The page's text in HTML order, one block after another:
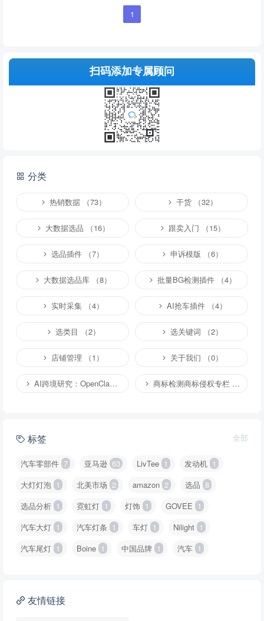
1
扫码添加专属顾问
分类
热销数据 （73） 干货 （32）
大数据选品 （16） 跟卖入门 （15）
选品插件 （7） 申诉模版 （6）
大数据选品库 （8） 批量BG检测插件 （4）
实时采集 （4） AI抢车插件 （4）
选类目 （2） 选关键词 （2）
店铺管理 （1） 关于我们 （0）
AI跨境研究：OpenClaw小龙虾等应用 （4） 商标检测商标侵权专栏 （1）
标签 全部
汽车零部件 7 亚马逊 63 LivTee 1 发动机 1
大灯灯泡 1 北美市场 2 amazon 2 选品 8
选品分析 1 霓虹灯 1 灯饰 1 GOVEE 1
汽车大灯 1 汽车灯条 1 车灯 1 Nilight 1
汽车尾灯 1 Boine 1 中国品牌 1 汽车 1
友情链接